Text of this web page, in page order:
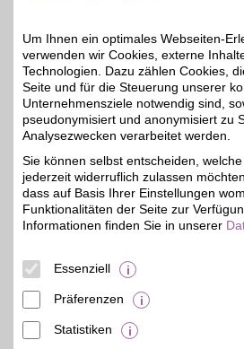
Adresse
Hauptstr. 10-12
48529 Nordhorn
Filialen in der Nähe
Um Ihnen ein optimales Webseiten-
verwenden wir Cookies, externe
Technologien. Dazu zählen Cookies,
Seite und für die Steuerung unserer
Unternehmensziele notwendig sind,
pseudonymisiert und anonymisiert zu
Analysezwecken verarbeitet werden.
Sie können selbst entscheiden,
jederzeit widerruflich zulassen
dass auf Basis Ihrer Einstellungen
Funktionalitäten der Seite zur
Informationen finden Sie in unserer
Essenziell
Präferenzen
Statistiken